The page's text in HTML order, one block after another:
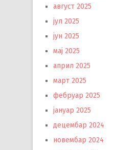
август 2025
јул 2025
јун 2025
мај 2025
април 2025
март 2025
фебруар 2025
јануар 2025
децембар 2024
новембар 2024